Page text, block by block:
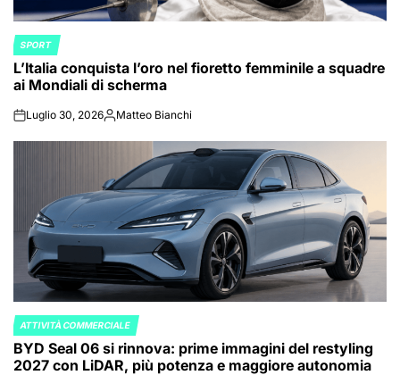
POSTED
IN
SPORT
L’Italia conquista l’oro nel fioretto femminile a squadre
ai Mondiali di scherma
onLuglio 30, 2026Posted
Matteo Bianchi
POSTED
IN
ATTIVITÀ COMMERCIALE
BYD Seal 06 si rinnova: prime immagini del restyling
2027 con LiDAR, più potenza e maggiore autonomia